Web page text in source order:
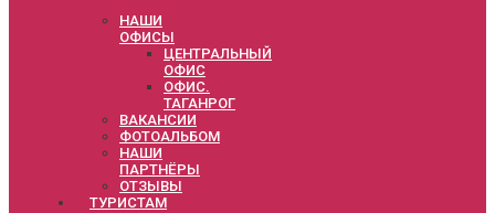
НАШИ
ОФИСЫ
ЦЕНТРАЛЬНЫЙ
ОФИС
ОФИС.
ТАГАНРОГ
ВАКАНСИИ
ФОТОАЛЬБОМ
НАШИ
ПАРТНЁРЫ
ОТЗЫВЫ
ТУРИСТАМ